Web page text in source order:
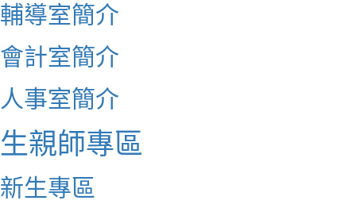
輔導室簡介
會計室簡介
人事室簡介
生親師專區
新生專區